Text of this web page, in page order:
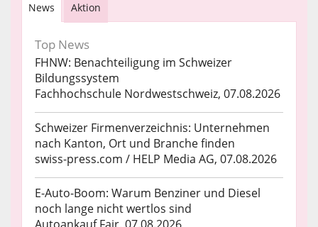
News Aktion
Top News
FHNW: Benachteiligung im Schweizer
Bildungssystem
Fachhochschule Nordwestschweiz, 07.08.2026
Schweizer Firmenverzeichnis: Unternehmen
nach Kanton, Ort und Branche finden
swiss-press.com / HELP Media AG, 07.08.2026
E-Auto-Boom: Warum Benziner und Diesel
noch lange nicht wertlos sind